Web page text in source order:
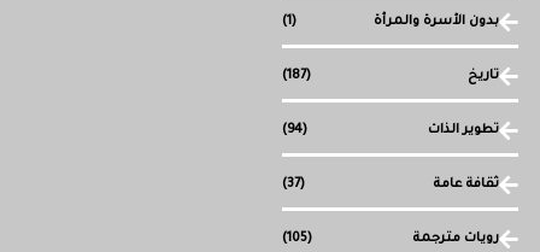
بدون الأسرة والمرأة (1)
تاريخ (187)
تطوير الذات (94)
ثقافة عامة (37)
رويات مترجمة (105)